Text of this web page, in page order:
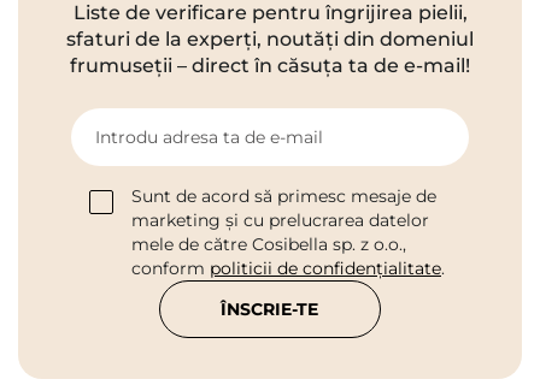
Liste de verificare pentru îngrijirea pielii,
sfaturi de la experți, noutăți din domeniul
frumuseții – direct în căsuța ta de e-mail!
Introdu adresa ta de e-mail
Sunt de acord să primesc mesaje de
marketing și cu prelucrarea datelor
mele de către Cosibella sp. z o.o.,
conform politicii de confidențialitate.
ÎNSCRIE-TE